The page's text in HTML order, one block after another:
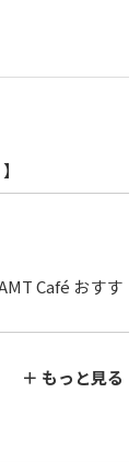
Café おすす
＋ もっと見る